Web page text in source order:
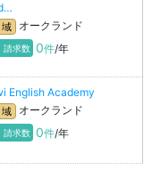
オークランド
請求数 0件/年
English Academy
オークランド
請求数 0件/年